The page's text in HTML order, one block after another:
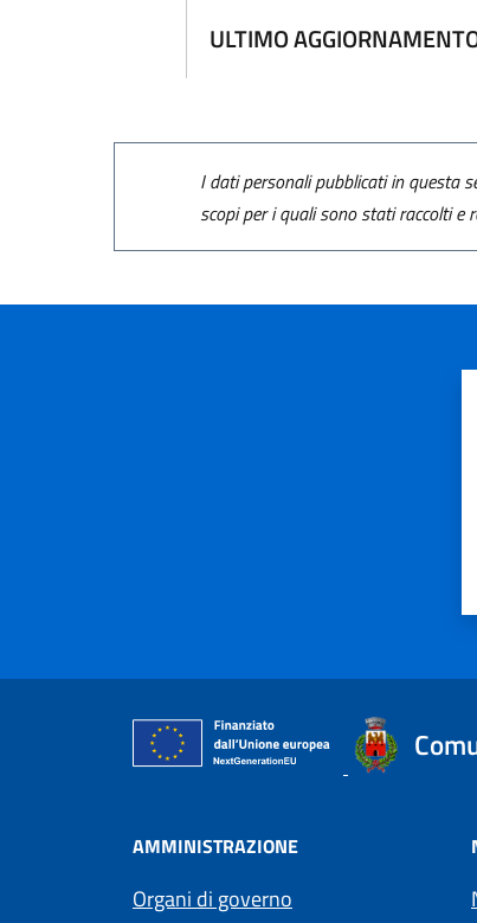
ULTIMO
I dati personali pubblicati in questa
scopi per i quali sono stati raccolti e
AMMINISTRAZIONE
Organi di governo